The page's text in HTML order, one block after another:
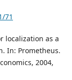
71
localization as a
In: Prometheus.
2004,